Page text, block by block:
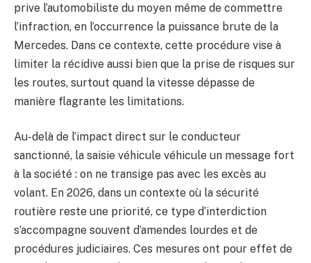
prive l’automobiliste du moyen même de commettre
l’infraction, en l’occurrence la puissance brute de la
Mercedes. Dans ce contexte, cette procédure vise à
limiter la récidive aussi bien que la prise de risques sur
les routes, surtout quand la vitesse dépasse de
manière flagrante les limitations.
Au-delà de l’impact direct sur le conducteur
sanctionné, la saisie véhicule véhicule un message fort
à la société : on ne transige pas avec les excès au
volant. En 2026, dans un contexte où la sécurité
routière reste une priorité, ce type d’interdiction
s’accompagne souvent d’amendes lourdes et de
procédures judiciaires. Ces mesures ont pour effet de